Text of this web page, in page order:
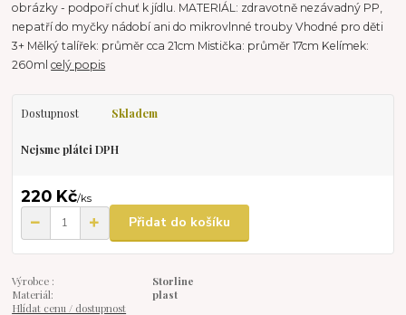
obrázky - podpoří chuť k jídlu. MATERIÁL: zdravotně nezávadný PP,
nepatří do myčky nádobí ani do mikrovlnné trouby Vhodné pro děti
3+ Mělký talířek: průměr cca 21cm Mistička: průměr 17cm Kelímek:
260mlcelý popis
Dostupnost Skladem
Nejsme plátci DPH
220 Kč/ks
Přidat do košíku
Výrobce :
Storline
Materiál:
plast
Hlídat cenu / dostupnost